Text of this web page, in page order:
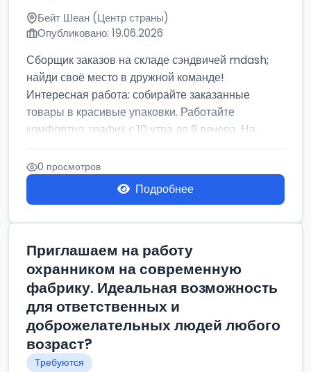
Бейт Шеан (Центр страны)
Опубликовано: 19.06.2026
Сборщик заказов на складе сэндвичей mdash;
найди своё место в дружной команде!
Интересная работа: собирайте заказанные
товары в красивые упаковки. Работайте
комфортно: график с 10 утра до 9 вечера. На...
0 просмотров
Подробнее
Приглашаем на работу
охранником на современную
фабрику. Идеальная возможность
для ответственных и
доброжелательных людей любого
возраст?
Требуются